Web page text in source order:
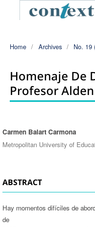
Home / Archives / No. 19
Homenaje De
Profesor
Authors
Carmen Balart Carmona
Metropolitan University of
ABSTRACT
Hay momentos difíciles de
de